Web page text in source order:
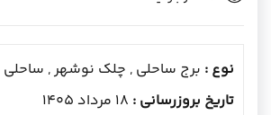
نوع : برج ساحلی , چلک نوشهر , ساحلی
تاریخ بروزرسانی : 18 مرداد 1405